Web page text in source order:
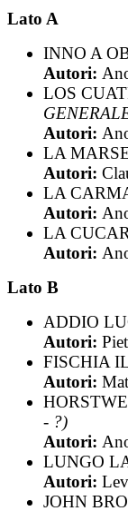
Lato A
INNO A
Autori:
LOS
Autori:
LA
Autori:
LA
Autori:
LA
Autori:
Lato B
ADDIO
Autori:
FISCHIA
Autori:
- ?)
Autori:
LUNGO
Autori:
JOHN